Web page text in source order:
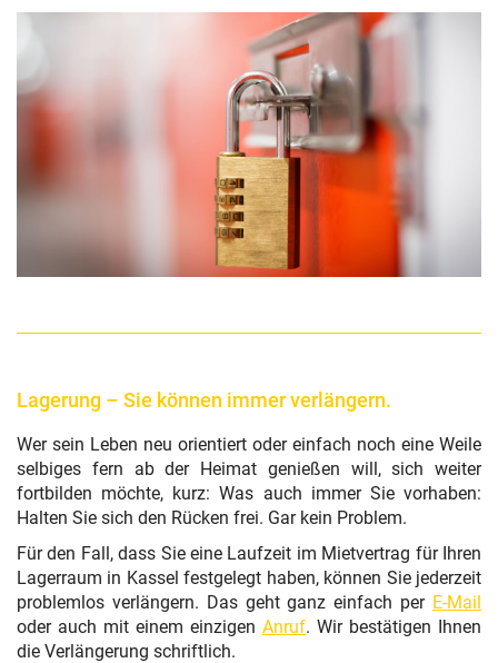
Lagerung – Sie können immer verlängern.
Wer sein Leben neu orientiert oder einfach noch eine Weile
selbiges fern ab der Heimat genießen will, sich weiter
fortbilden möchte, kurz: Was auch immer Sie vorhaben:
Halten Sie sich den Rücken frei. Gar kein Problem.
Für den Fall, dass Sie eine Laufzeit im Mietvertrag für Ihren
Lagerraum in Kassel festgelegt haben, können Sie jederzeit
problemlos verlängern. Das geht ganz einfach per E-Mail
oder auch mit einem einzigen Anruf. Wir bestätigen Ihnen
die Verlängerung schriftlich.